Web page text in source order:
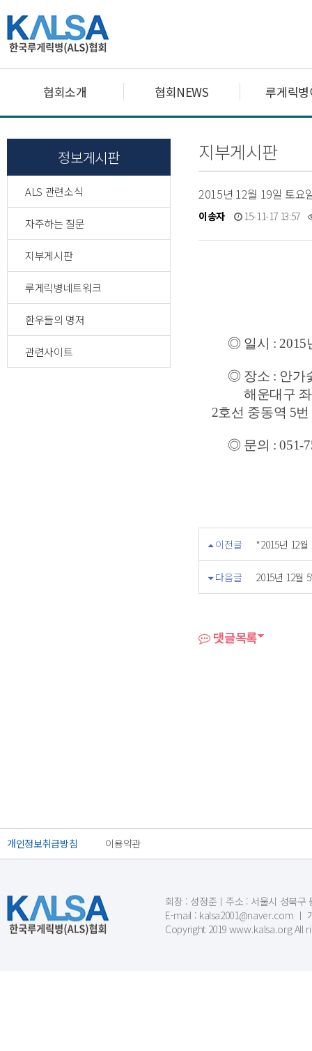
협회소개 협회NEWS 루게릭
정보게시판
ALS 관련소식
자주하는 질문
지부게시판
루게릭병네트워크
환우들의 명저
관련사이트
지부게시판
2015년 12월 19일 토요
이송자 15-11-17 13:57
◎ 일시 : 2015
◎ 장소 : 안가
해운대구 좌동
2호선 중동역 5번
◎ 문의 :051-
이전글 *2015년 12
다음글 2015년 12월
댓글목록
개인정보취급방침 이용약관
회장 : 성정준ㅣ주소 : 서울시 성북구
E-mail : kalsa2001@naver.com ㅣ
Copyright 2019 www.kalsa.org All